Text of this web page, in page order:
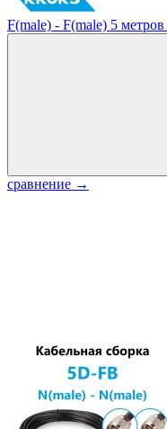
F(male) - F(male) 5 метров
сравнение →